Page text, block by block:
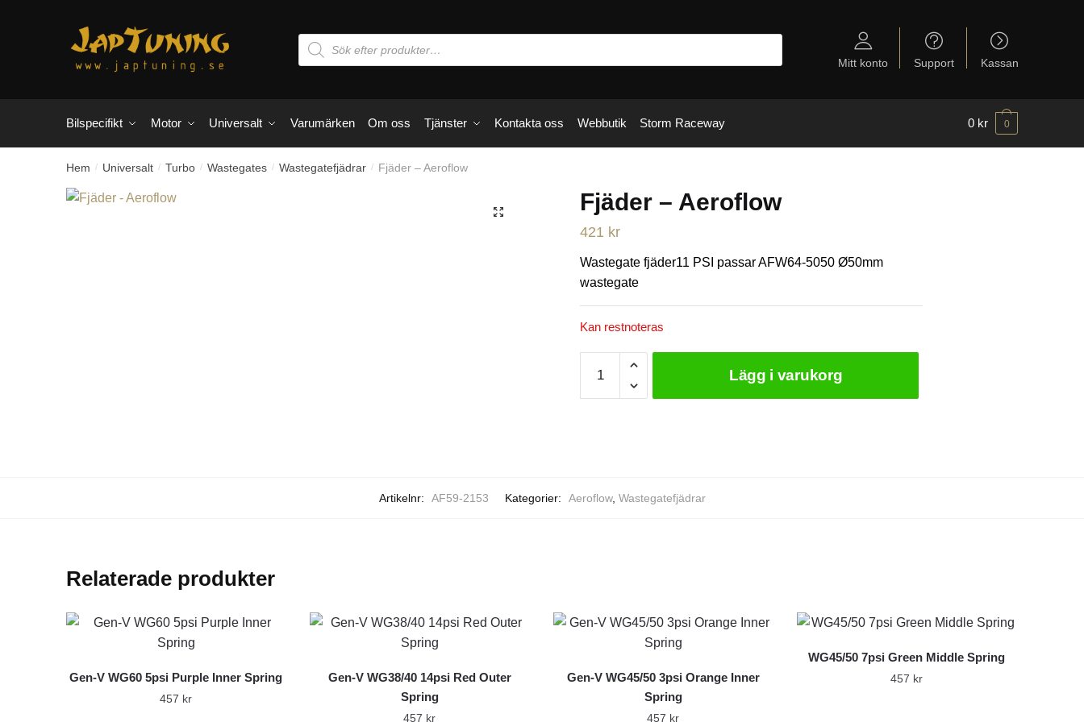
Products
search
Mitt konto Support Kassan
Bilspecifikt Motor Universalt Varumärken Om oss Tjänster Kontakta oss Webbutik Storm Raceway 0 kr 0
Hem / Universalt / Turbo / Wastegates / Wastegatefjädrar / Fjäder – Aeroflow
🔍 Fjäder – Aeroflow
421 kr
Wastegate fjäder11 PSI passar AFW64-5050 Ø50mm
wastegate
Kan restnoteras
Aeroflow
Lägg i varukorg
Artikelnr: AF59-2153 Kategorier: Aeroflow, Wastegatefjädrar
Relaterade produkter
Gen-V WG60 5psi Purple Inner Spring
457 kr
Gen-V WG38/40 14psi Red Outer
Spring
457 kr
Gen-V WG45/50 3psi Orange Inner
Spring
457 kr
WG45/50 7psi Green Middle Spring
457 kr